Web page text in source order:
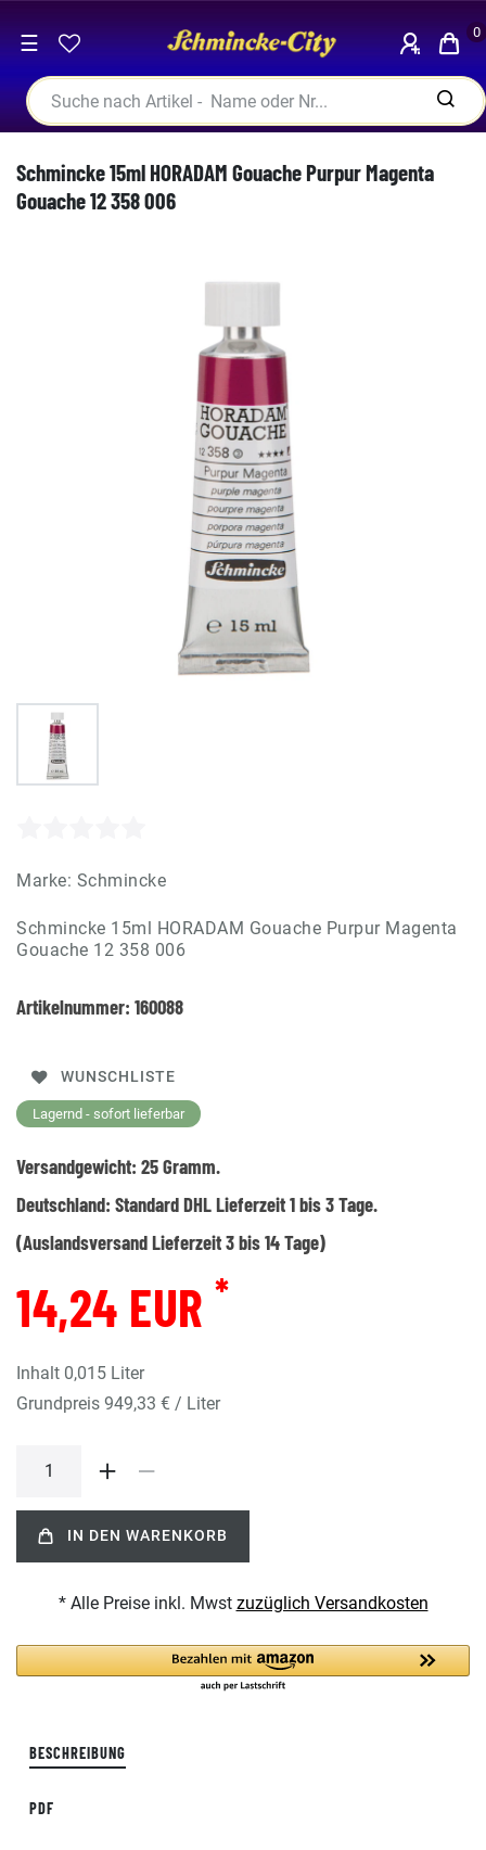
☰ 0
Schmincke 15ml HORADAM Gouache Purpur Magenta
Gouache 12 358 006
Marke: Schmincke
Schmincke 15ml HORADAM Gouache Purpur Magenta
Gouache 12 358 006
Artikelnummer: 160088
WUNSCHLISTE
Lagernd - sofort lieferbar
Versandgewicht: 25Gramm.
Deutschland: Standard DHL Lieferzeit 1 bis 3 Tage.
(Auslandsversand Lieferzeit 3 bis 14 Tage)
14,24 EUR *
Inhalt 0,015 Liter
Grundpreis 949,33 € / Liter
IN DEN WARENKORB
* Alle Preise inkl. Mwst zuzüglich Versandkosten
BESCHREIBUNG
PDF